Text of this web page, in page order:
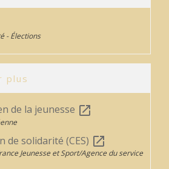
- Élections
plus
de la jeunesse open_in_new
de solidarité (CES) open_in_new
Jeunesse et Sport/Agence du service